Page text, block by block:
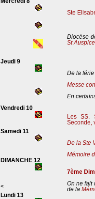
Ste
Diocèse
St
Jeudi 9
De la férie
Messe
En
Vendredi 10
Les SS.
Seconde,
Samedi 11
De la Ste
Mémoire
DIMANCHE 12
7ème
<
On ne fait
de la
Lundi 13